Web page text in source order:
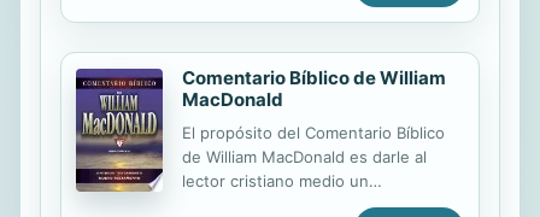
en las reuniones de la iglesia a fin
Comentario Bíblico de William
MacDonald
El propósito del Comentario Bíblico
de William MacDonald es darle al
lector cristiano medio un
conocimiento básico del mensaje de